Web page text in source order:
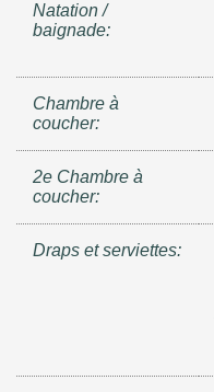
Natation /
baignade:
Chambre à
coucher:
2e Chambre à
coucher:
Draps et serviettes: